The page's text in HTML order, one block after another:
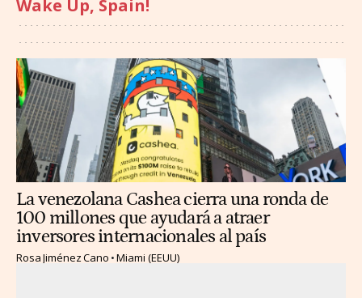
Wake Up, Spain!
La venezolana Cashea cierra una ronda de
100 millones que ayudará a atraer
inversores internacionales al país
Rosa Jiménez Cano Miami (EEUU)